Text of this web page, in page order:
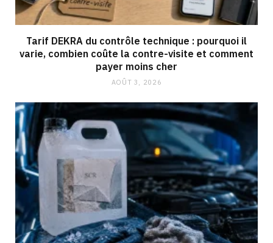
Tarif DEKRA du contrôle technique : pourquoi il
varie, combien coûte la contre-visite et comment
payer moins cher
AOÛT 3, 2026